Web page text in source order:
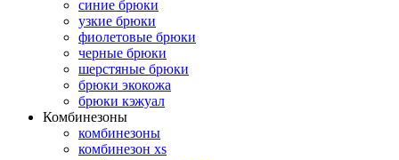
синие брюки
узкие брюки
фиолетовые брюки
черные брюки
шерстяные брюки
брюки экокожа
брюки кэжуал
Комбинезоны
комбинезоны
комбинезон xs